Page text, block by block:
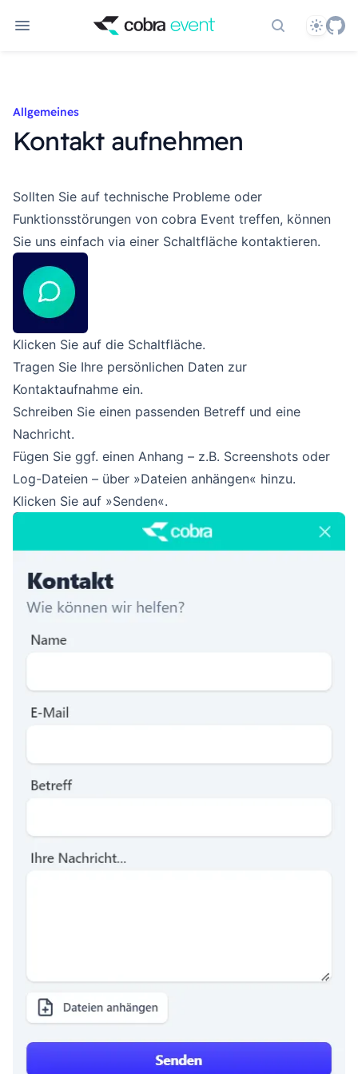
Theme
Allgemeines
Kontakt aufnehmen
Sollten Sie auf technische Probleme oder
Funktionsstörungen von cobra Event treffen, können
Sie uns einfach via einer Schaltfläche kontaktieren.
Klicken Sie auf die Schaltfläche.
Tragen Sie Ihre persönlichen Daten zur
Kontaktaufnahme ein.
Schreiben Sie einen passenden Betreff und eine
Nachricht.
Fügen Sie ggf. einen Anhang – z.B. Screenshots oder
Log-Dateien – über »Dateien anhängen« hinzu.
Klicken Sie auf »Senden«.